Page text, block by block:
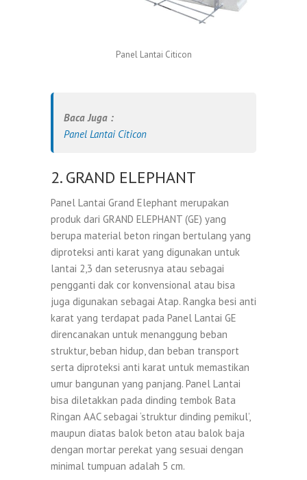
Panel Lantai Citicon
Baca Juga :
Panel Lantai Citicon
2. GRAND ELEPHANT
Panel Lantai Grand Elephant merupakan
produk dari GRAND ELEPHANT (GE) yang
berupa material beton ringan bertulang yang
diproteksi anti karat yang digunakan untuk
lantai 2,3 dan seterusnya atau sebagai
pengganti dak cor konvensional atau bisa
juga digunakan sebagai Atap. Rangka besi anti
karat yang terdapat pada Panel Lantai GE
direncanakan untuk menanggung beban
struktur, beban hidup, dan beban transport
serta diproteksi anti karat untuk memastikan
umur bangunan yang panjang. Panel Lantai
bisa diletakkan pada dinding tembok Bata
Ringan AAC sebagai ‘struktur dinding pemikul’,
maupun diatas balok beton atau balok baja
dengan mortar perekat yang sesuai dengan
minimal tumpuan adalah 5 cm.